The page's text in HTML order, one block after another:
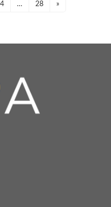
Page
4 … Page
28 »